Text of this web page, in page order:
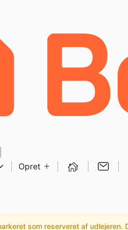
Opret
som reserveret af